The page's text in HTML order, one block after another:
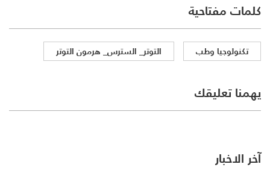
كلمات مفتاحية
تكنولوجيا وطب التوتر_ السترس_ هرمون التوتر
يهمنا تعليقك
آخر الاخبار